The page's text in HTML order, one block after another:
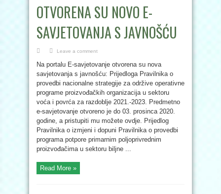
OTVORENA SU NOVO E-
SAVJETOVANJA S JAVNOŠĆU
Leave a comment
Na portalu E-savjetovanje otvorena su nova
savjetovanja s javnošću: Prijedloga Pravilnika o
provedbi nacionalne strategije za održive operativne
programe proizvođačkih organizacija u sektoru
voća i povrća za razdoblje 2021.-2023. Predmetno
e-savjetovanje otvoreno je do 03. prosinca 2020.
godine, a pristupiti mu možete ovdje. Prijedlog
Pravilnika o izmjeni i dopuni Pravilnika o provedbi
programa potpore primarnim poljoprivrednim
proizvođačima u sektoru biljne ...
Read More »